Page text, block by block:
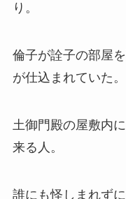
り。
倫子が詮子の部屋
が仕込まれていた。
土御門殿の屋敷内
来る人。
誰にも怪しまれず